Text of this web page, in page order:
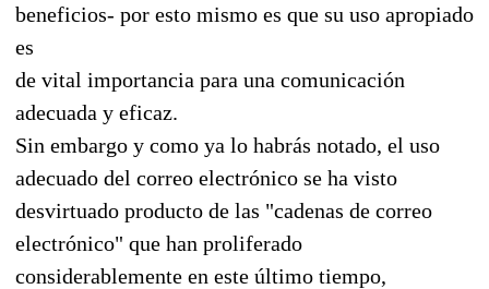
beneficios- por esto mismo es que su uso apropiado
es
de vital importancia para una comunicación
adecuada y eficaz.
Sin embargo y como ya lo habrás notado, el uso
adecuado del correo electrónico se ha visto
desvirtuado producto de las "cadenas de correo
electrónico" que han proliferado
considerablemente en este último tiempo,